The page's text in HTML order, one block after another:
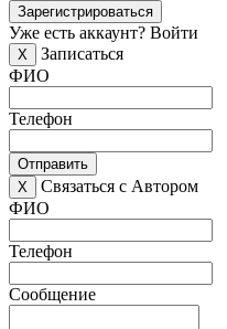
Зарегистрироваться
Уже есть аккаунт? Войти
X
Записаться
ФИО
Телефон
Отправить
X
Связаться с Автором
ФИО
Телефон
Сообщение